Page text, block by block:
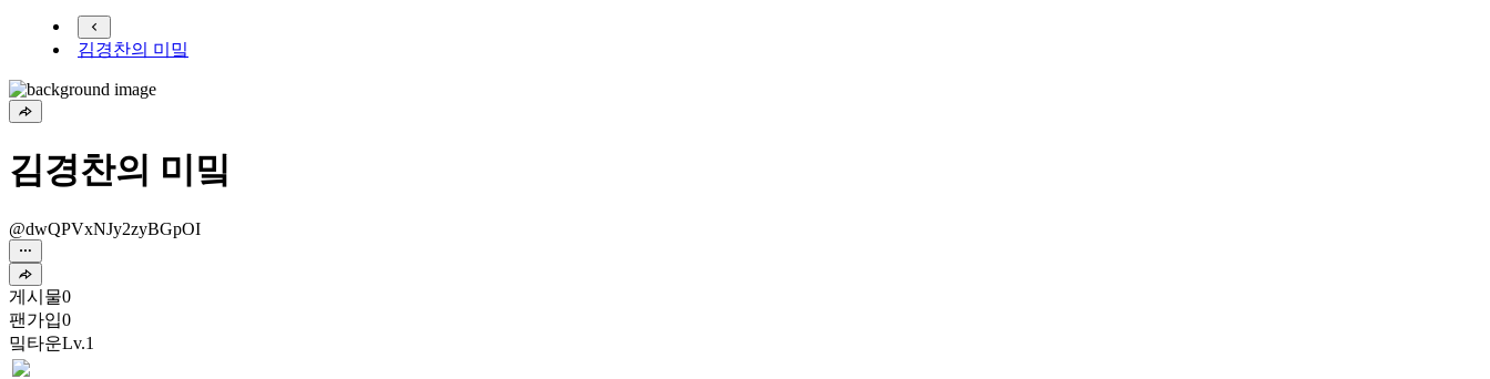
김경찬의 미밐
김경찬의 미밐
@dwQPVxNJy2zyBGpOI
게시물0
팬가입0
밐타운Lv.1